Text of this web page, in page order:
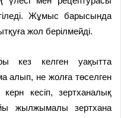
Жұмыс барысында
жол берілмейді.
кез келген уақытта
алып, не жолға төселген
кесіп, зертханалық
жылжымалы зертхана